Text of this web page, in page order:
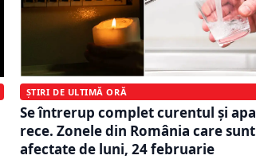
ȘTIRI DE ULTIMĂ ORĂ
Se întrerup complet curentul și apa
rece. Zonele din România care sunt
afectate de luni, 24 februarie